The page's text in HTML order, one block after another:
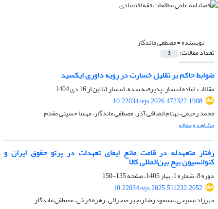
نویسنده =مصطفی ماندگار
تعداد مقالات: 3
ضوابط حاکم بر تقلیل خسارت در رویه داوری ایکسید
مقالات آماده انتشار، پذیرفته شده، انتشار آنلاین از16 دی 1404
10.22034/ejs.2026.472322.1908
محمد رحیمی، بهنام انصافی آذر، مصطفی ماندگار، مهسا حسینی مقدم
مشاهده مقاله
رفتار متعهدله در قامت مانع ایفای تعهدات در پرتو حقوق ایران و
کنوانسیون بیع بین‌المللی کالا
دوره 8، شماره 1، بهار 1405، صفحه
135-150
10.22034/ejs.2025.511232.2052
مهرزاد مسیحی، مسعودرضا رنجبر صحرائی، زهره فرخی، مصطفی ماندگار